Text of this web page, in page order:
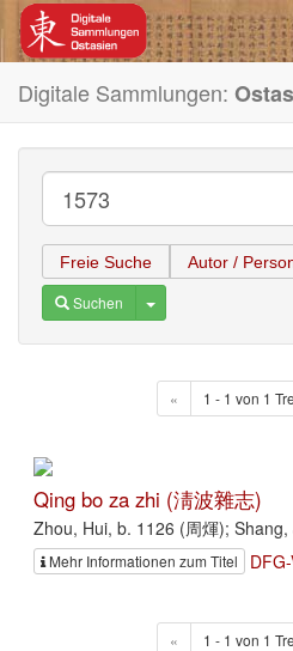
Digitale Sammlungen:
Freie Suche Autor /
Suchen Toggle Dropdown
« 1 - 1 von 1
Qing bo za zhi (淸波雜志)
Zhou, Hui, b. 1126 (周煇);
Mehr Informationen zum Titel
« 1 - 1 von 1